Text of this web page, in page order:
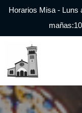
Horarios Misa - Luns